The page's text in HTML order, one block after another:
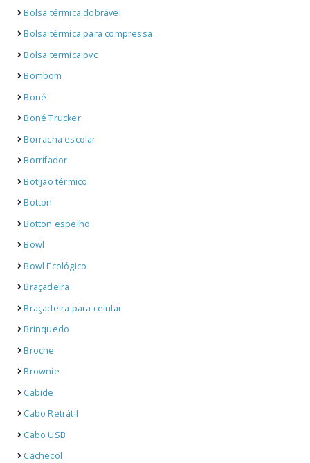
Bolsa térmica dobrável
Bolsa térmica para compressa
Bolsa termica pvc
Bombom
Boné
Boné Trucker
Borracha escolar
Borrifador
Botijão térmico
Botton
Botton espelho
Bowl
Bowl Ecológico
Braçadeira
Braçadeira para celular
Brinquedo
Broche
Brownie
Cabide
Cabo Retrátil
Cabo USB
Cachecol